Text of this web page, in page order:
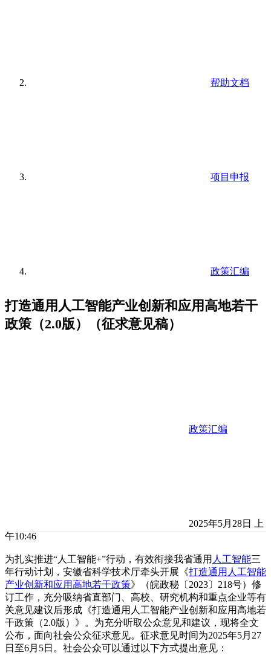
帮助文档
项目申报
政策汇编
打造通用人工智能产业创新和应用高地若干
政策（2.0版）（征求意见稿）
政策汇编
2025年5月28日 上
午10:46
为扎实推进“人工智能+”行动，有效衔接我省通用 人工智能三
年行动计划，安徽省科学技术厅牵头开展《打造通用人工智能
产业创新和应用高地若干政策》（皖政秘〔2023〕218号）修
订工作，充分吸纳省直部门、高校、研究机构和重点企业等有
关意见建议后形成《打造通用人工智能产业创新和应用高地若
干政策（2.0版）》。为充分听取公众意见和建议，现将全文
公布，面向社会公众征求意见。征求意见时间为2025年5月27
日至6月5日。社会公众可以通过以下方式提出意见：